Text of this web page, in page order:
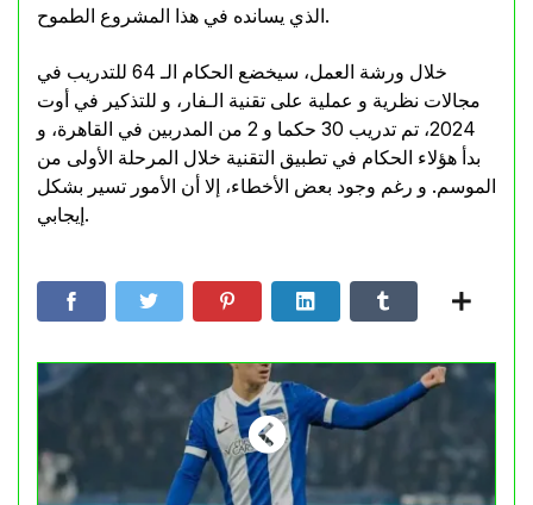
الذي يسانده في هذا المشروع الطموح.
خلال ورشة العمل، سيخضع الحكام الـ 64 للتدريب في
مجالات نظرية و عملية على تقنية الـفار، و للتذكير في أوت
2024، تم تدريب 30 حكما و 2 من المدربين في القاهرة، و
بدأ هؤلاء الحكام في تطبيق التقنية خلال المرحلة الأولى من
الموسم. و رغم وجود بعض الأخطاء، إلا أن الأمور تسير بشكل
إيجابي.